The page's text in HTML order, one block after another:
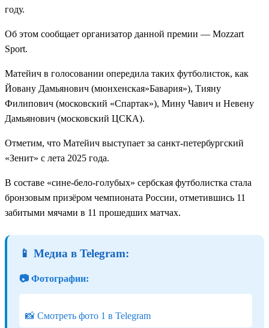
году.
Об этом сообщает организатор данной премии — Mozzart
Sport.
Матейич в голосовании опередила таких футболисток, как
Йовану Дамьянович (мюнхенская»Бавария»), Тияну
Филипович (московский «Спартак»), Мину Чавич и Невену
Дамьянович (московский ЦСКА).
Отметим, что Матейич выступает за санкт-петербургский
«Зенит» с лета 2025 года.
В составе «сине-бело-голубых» сербская футболистка стала
бронзовым призёром чемпионата России, отметившись 11
забитыми мячами в 11 прошедших матчах.
📱 Медиа в Telegram:
📷 Фотографии:
📸 Смотреть фото 1 в Telegram